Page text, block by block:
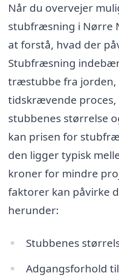
Når du overvejer
stubfræsning i Nørre
at forstå, hvad der
Stubfræsning
træstubbe fra jorden,
tidskrævende
stubbenes størrelse
kan prisen for
den ligger typisk
kroner for mindre
faktorer kan påvirke
herunder:
Stubbenes
Adgangsforhold